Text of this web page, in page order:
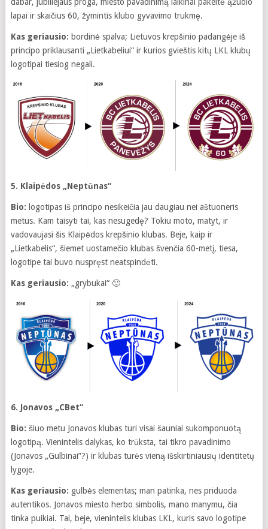
lapai ir skaičius 60, žymintis klubo gyvavimo trukmę.
Kas geriausio: bordinė spalva; Lietuvos krepšinio padangėje iš
principo priklausanti „Lietkabeliui“ ir kurios gvieštis kitų LKL klubų
logotipai tiesiog negali.
5. Klaipėdos „Neptūnas“
Bio: logotipas iš principo nesikeičia jau daugiau nei aštuoneris
metus. Kam taisyti tai, kas nesugedę? Tokiu moto, matyt, ir
vadovaujasi šis Klaipėdos krepšinio klubas. Beje, kaip ir
„Lietkabelis“, šiemet uostamečio klubas švenčia 60-metį, tiesa,
logotipe tai buvo nuspręst neatspindėti.
Kas geriausio: „grybukai“ 🙂
6. Jonavos „CBet“
Bio: šiuo metu Jonavos klubas turi visai šauniai sukomponuotą
logotipą. Vienintelis dalykas, ko trūksta, tai tikro pavadinimo
(Jonavos „Gulbinai”?) ir klubas turės vieną išskirtiniausių identitetų
lygoje.
Kas geriausio: gulbės elementas; man patinka, nes priduoda
autentikos. Jonavos miesto herbo simbolis, mano manymu, čia
tinka puikiai. Tai, beje, vienintelis klubas LKL, kuris savo logotipe